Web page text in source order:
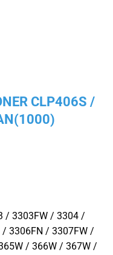
CLP406S /
/ 3303FW / 3304 /
3306FN / 3307FW /
/ 366W / 367W /